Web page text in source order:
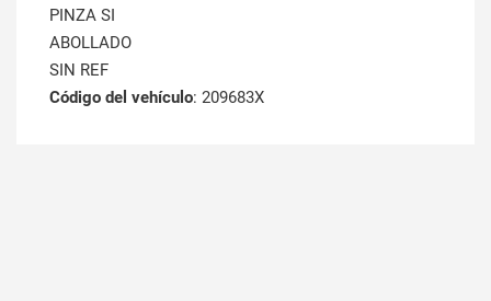
PINZA SI
ABOLLADO
SIN REF
Código del vehículo: 209683X